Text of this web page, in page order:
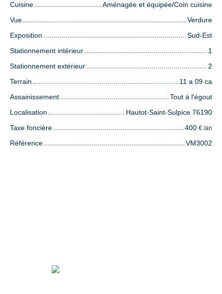
Cuisine
Aménagée et équipée/Coin cuisine
Vue
Verdure
Exposition
Sud-Est
Stationnement intérieur
1
Stationnement extérieur
2
Terrain
11 a 09 ca
Assainissement
Tout à l'égout
Localisation
Hautot-Saint-Sulpice 76190
Taxe foncière
400 € /an
Référence VM3002